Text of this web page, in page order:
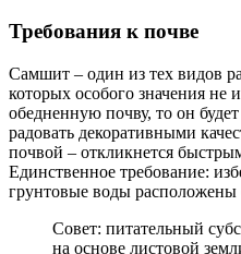
Требования к почве
Самшит – один из тех видов
которых особого значения не
обедненную почву, то он
радовать декоративными
почвой – откликнется
Единственное требование:
грунтовые воды расположены
Совет: питательный
на основе листовой